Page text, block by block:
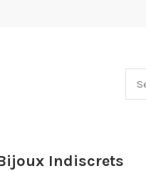
Indiscrets